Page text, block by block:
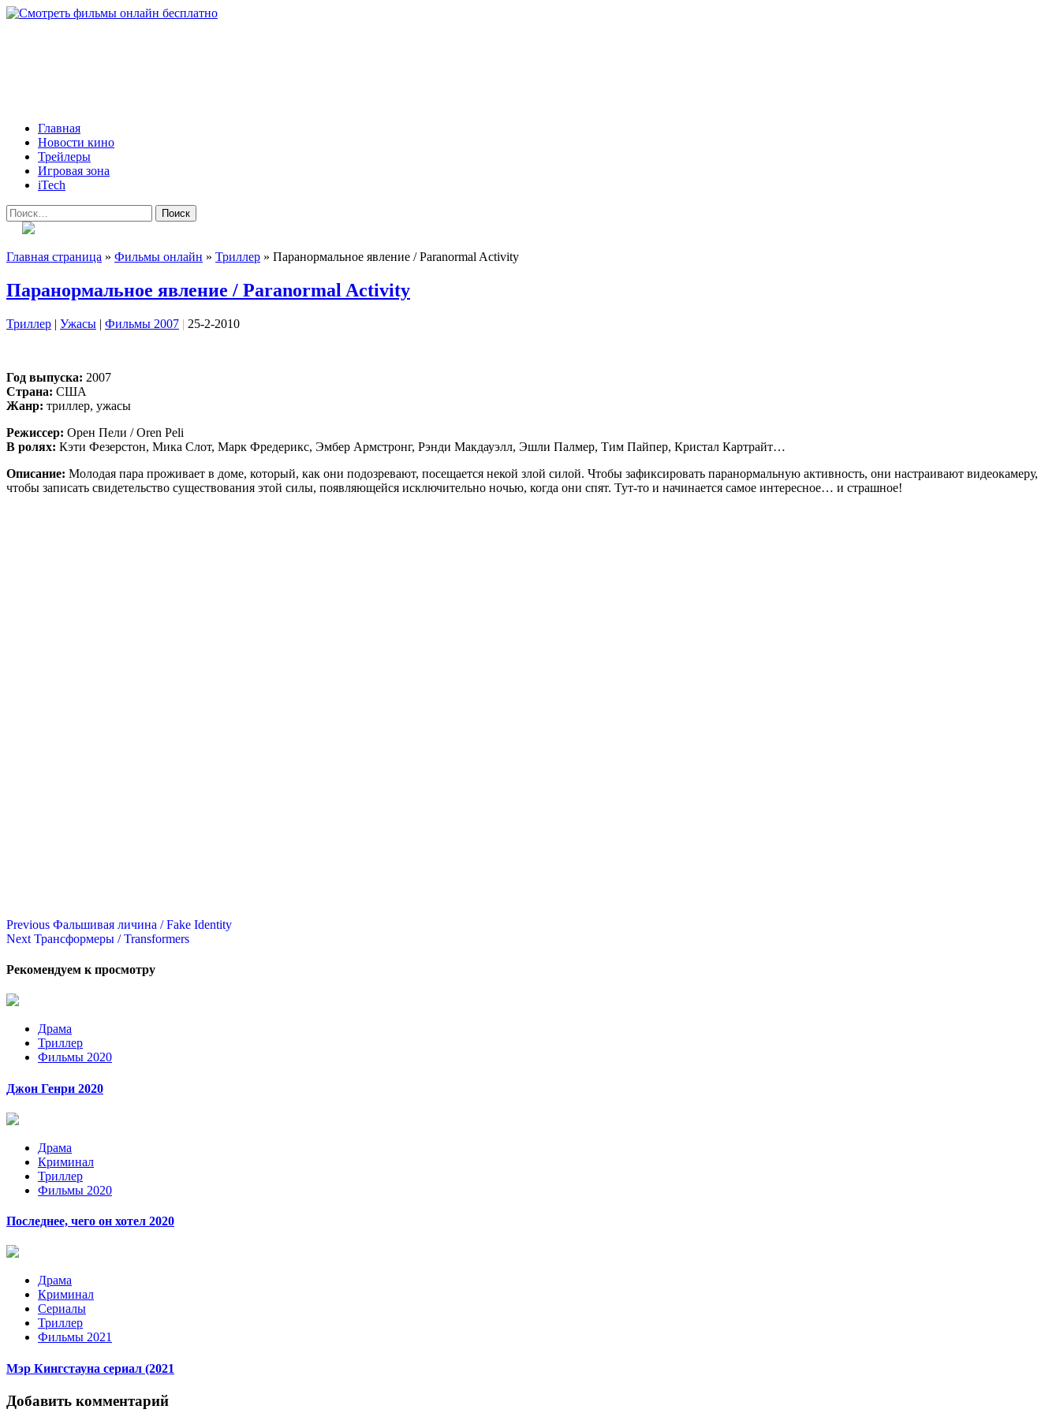
Skip
Primary
Menu
Главная
Новости кино
Трейлеры
Игровая зона
iTech
Найти:
Главная страница » Фильмы онлайн » Триллер » Паранормальное явление / Paranormal Activity
Паранормальное явление / Paranormal Activity
Триллер | Ужасы | Фильмы 2007 | 25-2-2010
Год выпуска: 2007
Страна: США
Жанр: триллер, ужасы
Режиссер: Орен Пели / Oren Peli
В ролях: Кэти Фезерстон, Мика Слот, Марк Фредерикс, Эмбер Армстронг, Рэнди Макдауэлл, Эшли Палмер, Тим Пайпер, Кристал Картрайт…
Описание: Молодая пара проживает в доме, который, как они подозревают, посещается некой злой силой. Чтобы зафиксировать паранормальную активность, они настраивают видеокамеру,
чтобы записать свидетельство существования этой силы, появляющейся исключительно ночью, когда они спят. Тут-то и начинается самое интересное… и страшное!
Continue
Reading
Previous Фальшивая личина / Fake Identity
Next Трансформеры / Transformers
Рекомендуем к просмотру
Драма
Триллер
Фильмы 2020
Джон Генри 2020
Драма
Криминал
Триллер
Фильмы 2020
Последнее, чего он хотел 2020
Драма
Криминал
Сериалы
Триллер
Фильмы 2021
Мэр Кингстауна сериал (2021
Добавить комментарий